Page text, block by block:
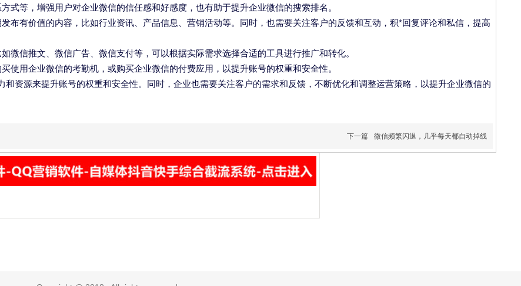
式等，增强用户对企业微信的信任感和好感度，也有助于提升企业微信的搜索排名。
布有价值的内容，比如行业资讯、产品信息、营销活动等。同时，也需要关注客户的反馈和互动，积*回复评论和私信，提高
微信推文、微信广告、微信支付等，可以根据实际需求选择合适的工具进行推广和转化。
使用企业微信的考勤机，或购买企业微信的付费应用，以提升账号的权重和安全性。
资源来提升账号的权重和安全性。同时，企业也需要关注客户的需求和反馈，不断优化和调整运营策略，以提升企业微信的
下一篇 微信频繁闪退，几乎每天都自动掉线